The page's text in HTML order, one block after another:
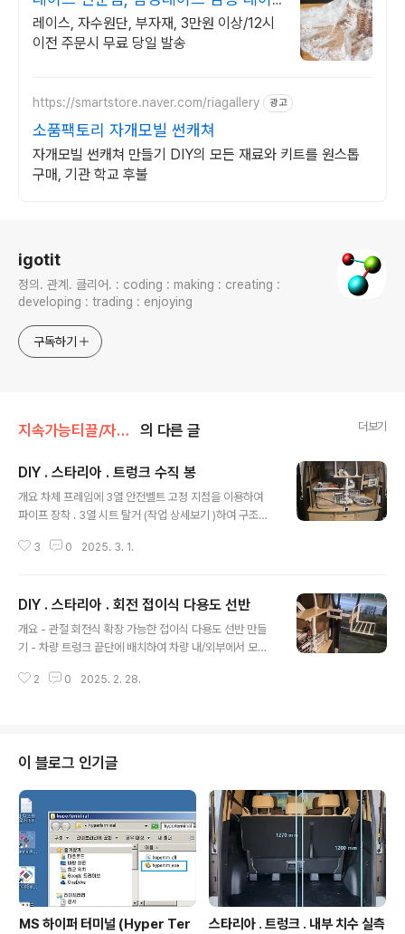
스 매일 업데이트!
레이스, 자수원단, 부자재, 3만원 이상/12시
이전 주문시 무료 당일 발송
https://smartstore.naver.com/riagallery 광고
소품팩토리 자개모빌 썬캐쳐
자개모빌 썬캐쳐 만들기 DIY의 모든 재료와 키트를 원스톱
구매, 기관 학교 후불
igotit
정의. 관계. 클리어. : coding : making : creating :
developing : trading : enjoying
구독하기
지속가능티끌/자동차 의 다른 글 더보기
DIY . 스타리아 . 트렁크 수직 봉
개요 차체 프레임에 3열 안전벨트 고정 지점을 이용하여
파이프 장착 . 3열 시트 탈거 (작업 상세보기 )하여 구조변
기)하였고 탈거된 부속 활용하여 추가 브라켓 활용하여 파
볼트 관통 되게 한다. 꺽쇠에 안전벨트 볼트 장착 - L꺽쇠
에에 부착한 고리 걸이 처럼 생긴 것은 순정 안전 벨트 부품
이며, 고리 걸이 용도로 활용가능하여 부착해둠. 뒷부분 차
고정하고 원통 고정 하단에는 파이프에 원래 있던 돌기 외
3 0 2025. 3. 1.
DIY . 스타리아 . 회전 접이식 다용도 선반
개요 - 관절 회전식 확장 가능한 접이식 다용도 선반 만들
기 - 차량 트렁크 끝단에 배치하여 차량 내/외부에서 모두
통에 고정하기위하여 원통 고정 브라켓 장착한다. - 원통고
m, 460mm x 50mm 로 자르고 나사못으로 모니터 거치
대에 고정 합판에 접이식 철제선반 고정 - 철제 선반에 홀
가공하고, 나사못으로 합판에 고정 뒷면 선반 내린 상태 거
치대 펼친 상태 차량 장착 - 트렁크 측에 만들어둔 튼튼한
수직봉..
2 0 2025. 2. 28.
이 블로그 인기글
MS 하이퍼 터미널 (Hyper Ter
스타리아 . 트렁크 . 내부 치수 실측